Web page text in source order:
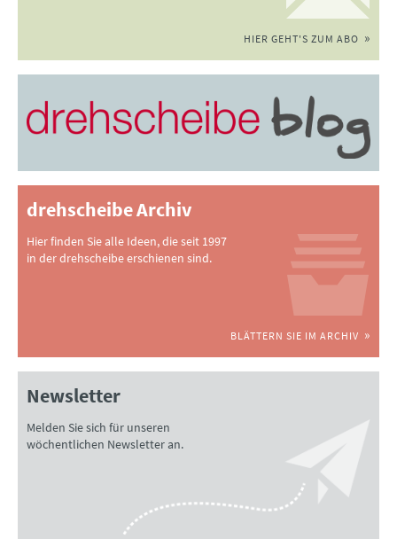
HIER GEHT'S ZUM ABO
drehscheibe Archiv
Hier finden Sie alle Ideen, die seit 1997
in der drehscheibe erschienen sind.
BLÄTTERN SIE IM ARCHIV
Newsletter
Melden Sie sich für unseren
wöchentlichen Newsletter an.